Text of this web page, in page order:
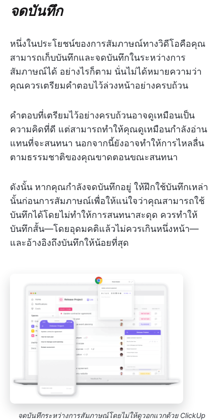
จดบันทึก
หนึ่งในประโยชน์ของการสัมภาษณ์ทางวิดีโอคือคุณ
สามารถเก็บบันทึกและจดบันทึกในระหว่างการ
สัมภาษณ์ได้ อย่างไรก็ตาม นั่นไม่ได้หมายความว่า
คุณควรเตรียมคำตอบไว้ล่วงหน้าอย่างครบถ้วน
คำตอบที่เตรียมไว้อย่างครบถ้วนอาจดูเหมือนเป็น
ความคิดที่ดี แต่สามารถทำให้คุณดูเหมือนกำลังอ่าน
แทนที่จะสนทนา นอกจากนี้ยังอาจทำให้การไหลลื่น
ตามธรรมชาติของคุณขาดตอนขณะสนทนา
ดังนั้น หากคุณกำลังจดบันทึกอยู่ ให้ฝึกใช้บันทึกเหล่า
นั้นก่อนการสัมภาษณ์เพื่อให้แน่ใจว่าคุณสามารถใช้
บันทึกได้โดยไม่ทำให้การสนทนาสะดุด ควรทำให้
บันทึกสั้น—โดยอุดมคติแล้วไม่ควรเกินหนึ่งหน้า—
และอ้างอิงถึงบันทึกให้น้อยที่สุด
จดบันทึกระหว่างการสัมภาษณ์โดยไม่ให้ดูวอกแวกด้วย ClickUp